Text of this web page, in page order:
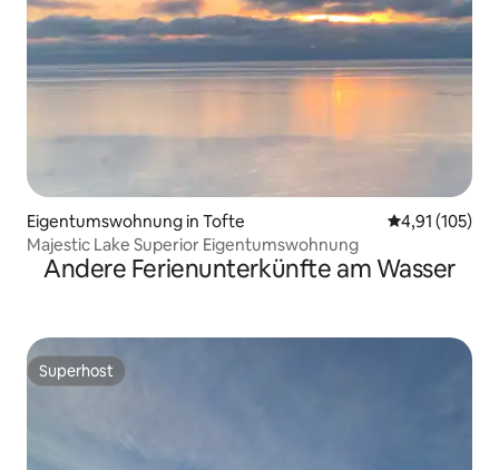
Eigentumswohnung in Tofte
4,91 (105)
Majestic Lake Superior Eigentumswohnung
Andere Ferienunterkünfte am Wasser
Superhost
Superhost